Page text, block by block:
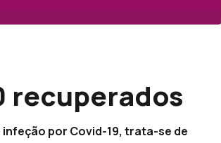
recuperados
por Covid-19, trata-se de